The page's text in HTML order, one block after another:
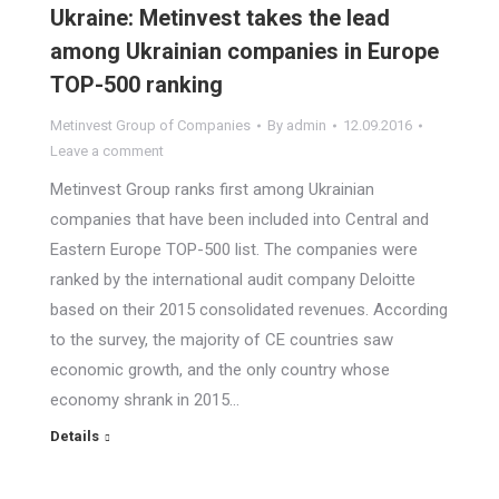
Ukraine: Metinvest takes the lead
among Ukrainian companies in Europe
TOP-500 ranking
Metinvest Group of Companies By admin
12.09.2016
Leave a comment
Metinvest Group ranks first among Ukrainian
companies that have been included into Central and
Eastern Europe TOP-500 list. The companies were
ranked by the international audit company Deloitte
based on their 2015 consolidated revenues. According
to the survey, the majority of CE countries saw
economic growth, and the only country whose
economy shrank in 2015…
Details